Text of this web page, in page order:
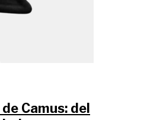
Camus: del